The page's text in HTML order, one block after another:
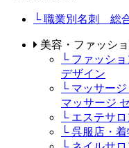
└ 職業別名刺 総
美容・ファッシ
└ ファッシ
デザイン
└ マッサー
マッサージ
└ エステサ
└ 呉服店・